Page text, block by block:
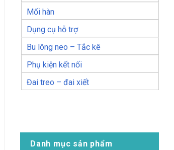
Mối hàn
Dụng cụ hỗ trợ
Bu lông neo – Tắc kê
Phụ kiện kết nối
Đai treo – đai xiết
Danh mục sản phẩm